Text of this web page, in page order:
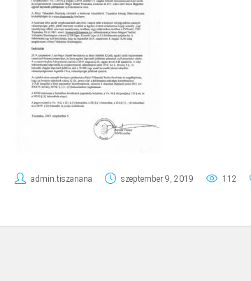
admin.tiszanana szeptember 9, 2019 112